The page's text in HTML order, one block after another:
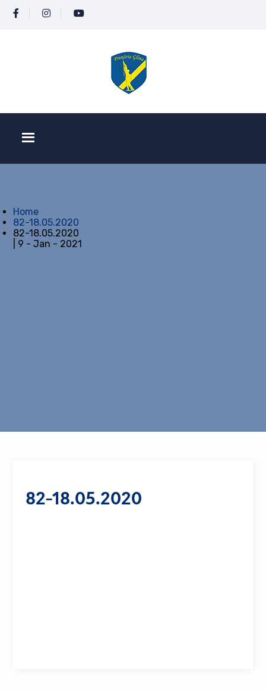
Home
82-18.05.2020
82-18.05.2020
| 9 - Jan - 2021
82-18.05.2020